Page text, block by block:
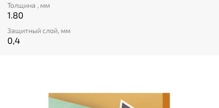
стильный и современный шарм. Ваш пол будет
выглядеть безупречно, а также оставаться
комфортным и безопасным местом благодаря
противоскользящей поверхности данного материала.
Толщина , мм
1.80
Защитный слой, мм
0,4